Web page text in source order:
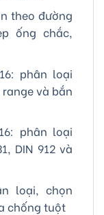
theo đường
ống chắc,
phân loại
và bắn
phân loại
DIN 912 và
loại, chọn
chống tuột